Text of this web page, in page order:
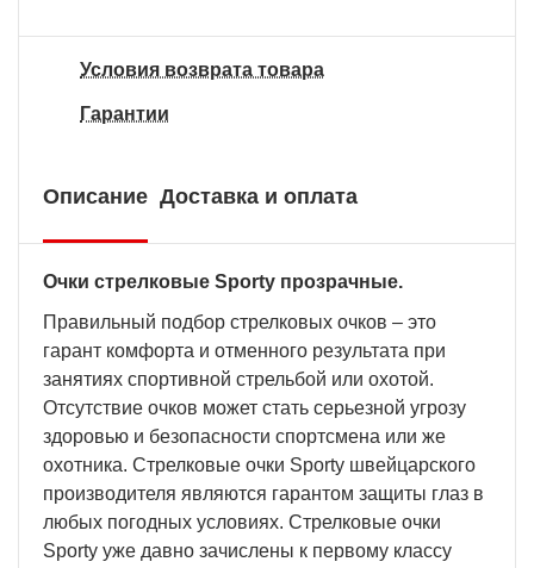
Условия возврата товара
Гарантии
Описание Доставка и оплата
Очки стрелковые Sporty прозрачные.
Правильный подбор стрелковых очков – это
гарант комфорта и отменного результата при
занятиях спортивной стрельбой или охотой.
Отсутствие очков может стать серьезной угрозу
здоровью и безопасности спортсмена или же
охотника. Стрелковые очки Sporty швейцарского
производителя являются гарантом защиты глаз в
любых погодных условиях. Стрелковые очки
Sporty уже давно зачислены к первому классу